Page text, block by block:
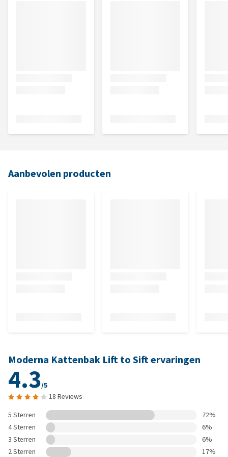
Aanbevolen producten
Moderna Kattenbak Lift to Sift ervaringen
4.3/5
18 Reviews
5 Sterren
72%
4 Sterren
6%
3 Sterren
6%
2 Sterren
17%